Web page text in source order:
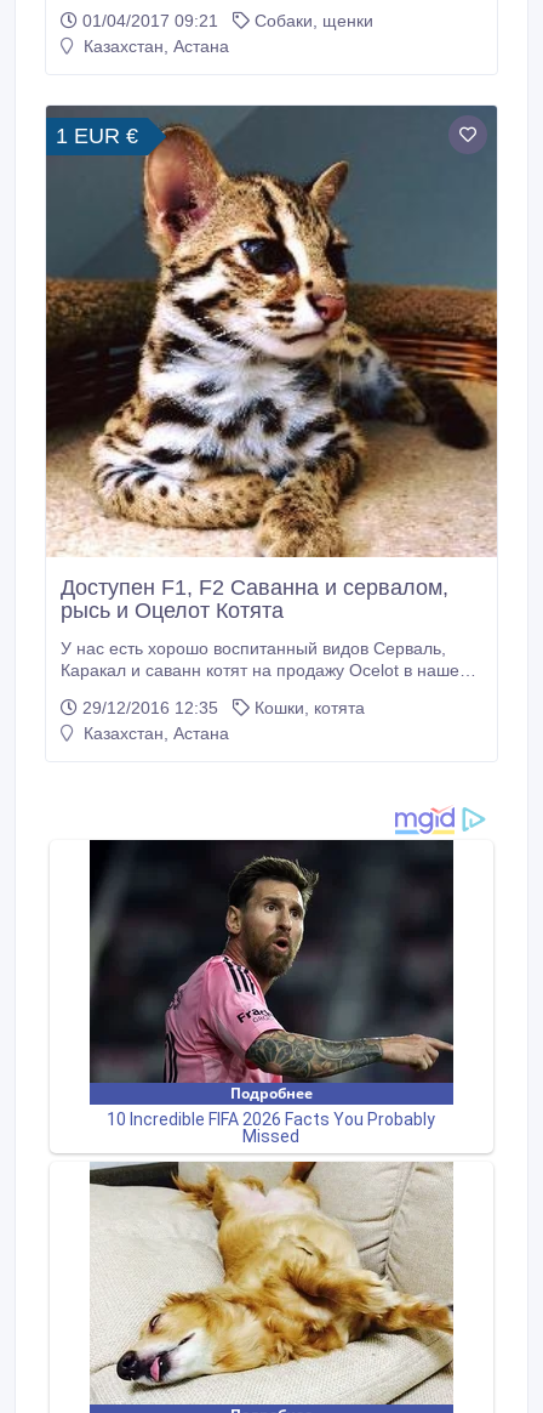
01/04/2017 09:21
Собаки, щенки
Казахстан, Астана
1 EUR €
Доступен F1, F2 Саванна и сервалом,
рысь и Оцелот Котята
У нас есть хорошо воспитанный видов Серваль,
Каракал и саванн котят на продажу Ocelot в нашем
социализированы, кормят из бутылочки, дома
подняты и придет со всеми игрушками и бумагами.
29/12/2016 12:35
Кошки, котята
Казахстан, Астана